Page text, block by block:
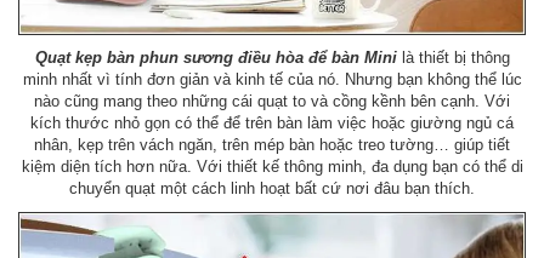
Quạt kẹp bàn phun sương điều hòa để bàn Minilà thiết bị thông
minh nhất vì tính đơn giản và kinh tế của nó. Nhưng bạn không thể lúc
nào cũng mang theo những cái quạt to và cồng kềnh bên cạnh. Với
kích thước nhỏ gọn có thể để trên bàn làm việc hoặc giường ngủ cá
nhân, kẹp trên vách ngăn, trên mép bàn hoặc treo tường… giúp tiết
kiệm diện tích hơn nữa. Với thiết kế thông minh, đa dụng bạn có thể di
chuyển quạt một cách linh hoạt bất cứ nơi đâu bạn thích.